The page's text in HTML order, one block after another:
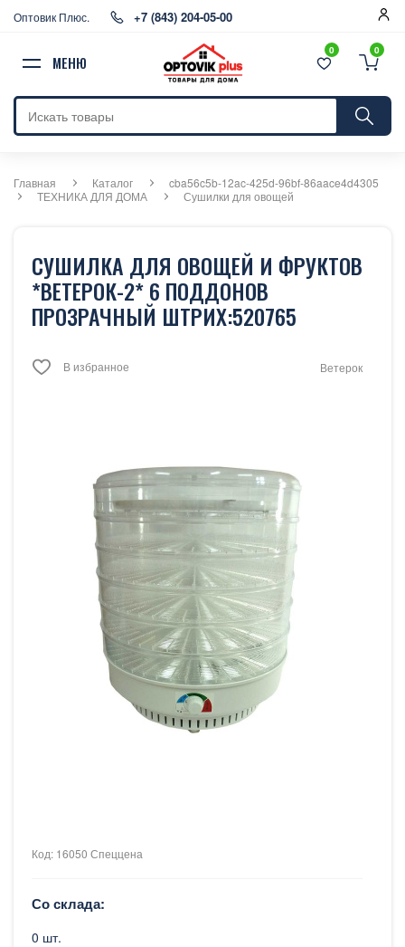
Оптовик Плюс. +7 (843) 204-05-00
МЕНЮ
0 0
Главная Каталог
cba56c5b-12ac-425d-96bf-86aace4d4305
ТЕХНИКА ДЛЯ ДОМА
Сушилки для овощей
СУШИЛКА ДЛЯ ОВОЩЕЙ И ФРУКТОВ
*ВЕТЕРОК-2* 6 ПОДДОНОВ
ПРОЗРАЧНЫЙ ШТРИХ:520765
Ветерок
В избранное
Код: 16050 Спеццена
Со склада:
0 шт.